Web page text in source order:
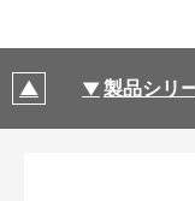
製品シリ